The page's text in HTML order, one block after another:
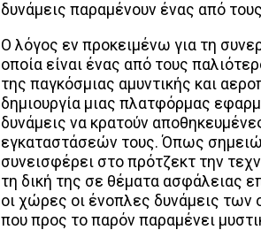
δυνάμεις παραμένουν ένας από
Ο λόγος εν προκειμένω για τη
οποία είναι ένας από τους
της παγκόσμιας αμυντικής και
δημιουργία μιας πλατφόρμας
δυνάμεις να κρατούν
εγκαταστάσεών τους. Όπως
συνεισφέρει στο πρότζεκτ την
τη δική της σε θέματα ασφάλειας
οι χώρες οι ένοπλες δυνάμεις των
που προς το παρόν παραμένει